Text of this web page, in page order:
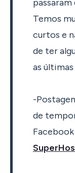
passaram
Temos
curtos e
de ter
as
-
de
Facebook